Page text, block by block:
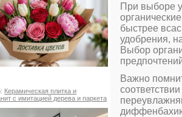
Керамическая плитка и
с имитацией дерева и паркета
При выборе
быстрее
удобрения,
Выбор
Важно